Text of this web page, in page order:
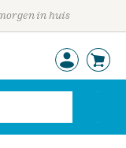
in huis